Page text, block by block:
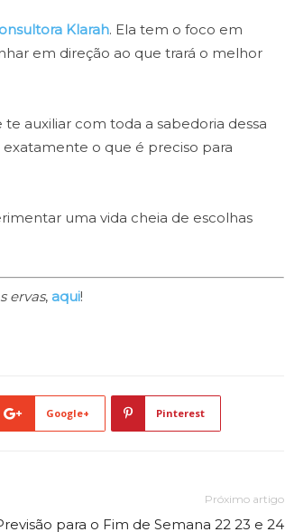
Klarah. Ela tem o foco em
em direção ao que trará o melhor
auxiliar com toda a sabedoria dessa
exatamente o que é preciso para
uma vida cheia de escolhas
ervas, aqui!
Google+ Pinterest
Próximo artigo
para o Fim de Semana 22 23 e 24